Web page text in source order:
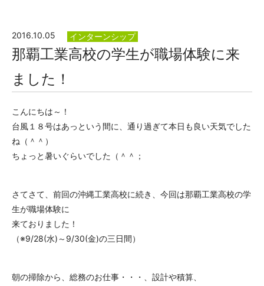
2016.10.05 インターンシップ
那覇工業高校の学生が職場体験に来
ました！
こんにちは～！
台風１８号はあっという間に、通り過ぎて本日も良い天気でした
ね（＾＾）
ちょっと暑いぐらいでした（＾＾；
さてさて、前回の沖縄工業高校に続き、今回は那覇工業高校の学
生が職場体験に
来ておりました！
（※9/28(水)～9/30(金)の三日間）
朝の掃除から、総務のお仕事・・・、設計や積算、